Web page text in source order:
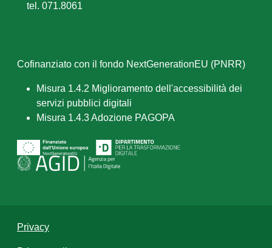
tel. 071.8061
Cofinanziato con il fondo NextGenerationEU (PNRR)
Misura 1.4.2 Miglioramento dell'accessibilità dei
servizi pubblici digitali
Misura 1.4.3 Adozione PAGOPA
Privacy